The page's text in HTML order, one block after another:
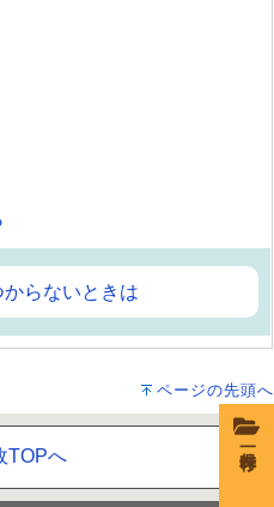
らないときは
ページの先頭へ
TOPへ